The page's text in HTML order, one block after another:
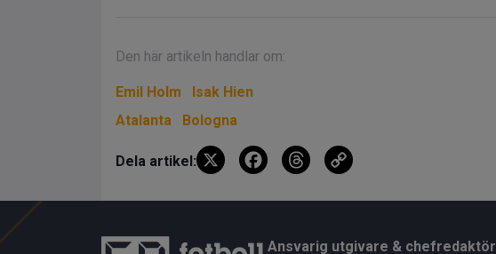
Den här artikeln handlar om:
Emil Holm
Isak Hien
Atalanta
Bologna
Dela artikel: X
F
b
T
a
Li
Ansvarig utgivare & chefredaktör